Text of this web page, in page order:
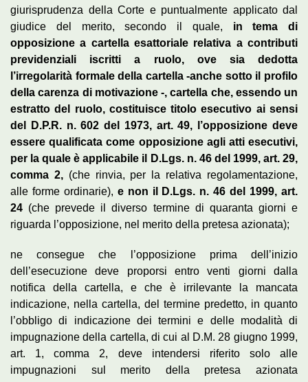
giurisprudenza della Corte e puntualmente applicato dal
giudice del merito, secondo il quale, in tema di
opposizione a cartella esattoriale relativa a contributi
previdenziali iscritti a ruolo, ove sia dedotta
l’irregolarità formale della cartella -anche sotto il profilo
della carenza di motivazione -, cartella che, essendo un
estratto del ruolo, costituisce titolo esecutivo ai sensi
del D.P.R. n. 602 del 1973, art. 49, l’opposizione deve
essere qualificata come opposizione agli atti esecutivi,
per la quale è applicabile il D.Lgs. n. 46 del 1999, art. 29,
comma 2,(che rinvia, per la relativa regolamentazione,
alle forme ordinarie), e non il D.Lgs. n. 46 del 1999, art.
24 (che prevede il diverso termine di quaranta giorni e
riguarda l’opposizione, nel merito della pretesa azionata);
ne consegue che l’opposizione prima dell’inizio
dell’esecuzione deve proporsi entro venti giorni dalla
notifica della cartella, e che è irrilevante la mancata
indicazione, nella cartella, del termine predetto, in quanto
l’obbligo di indicazione dei termini e delle modalità di
impugnazione della cartella, di cui al D.M. 28 giugno 1999,
art. 1, comma 2, deve intendersi riferito solo alle
impugnazioni sul merito della pretesa azionata